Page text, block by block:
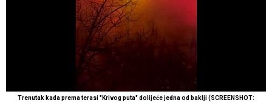
Trenutak kada prema terasi "Krivog puta" dolijeće jedna od baklji (SCREENSHOT: